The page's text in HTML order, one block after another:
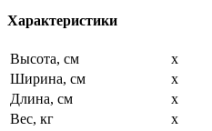
Характеристики
Высота, см
x
Ширина, см
x
Длина, см
x
Вес, кг
x